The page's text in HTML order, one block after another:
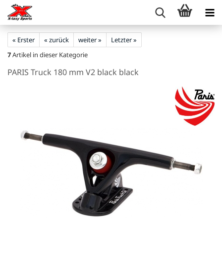
« Erster « zurück weiter »
Letzter »
7Artikel in dieser Kategorie
PARIS Truck 180 mm V2 black black